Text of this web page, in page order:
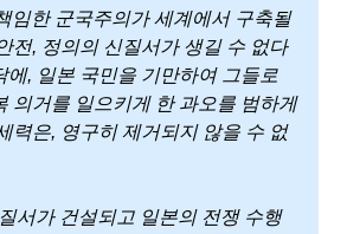
임한 군국주의가 세계에서 구축될
전, 정의의 신질서가 생길 수 없다
에, 일본 국민을 기만하여 그들로
의거를 일으키게 한 과오를 범하게
력은, 영구히 제거되지 않을 수 없
서가 건설되고 일본의 전쟁 수행